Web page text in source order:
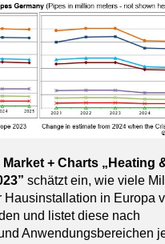
Market + Charts „Heating
schätzt ein, wie viele
Hausinstallation in Europa
und listet diese nach
Anwendungsbereichen